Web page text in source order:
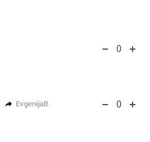
0
EvgenijaB 0